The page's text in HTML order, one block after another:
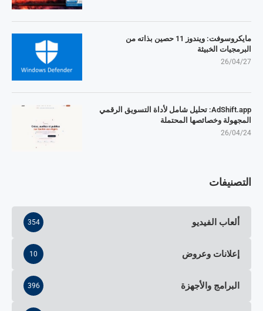
مايكروسوفت: ويندوز 11 حصين بذاته من
البرمجيات الخبيثة
26/04/27
AdShift.app: تحليل شامل لأداة التسويق الرقمي
المجهولة وخصائصها المحتملة
26/04/24
التصنيفات
ألعاب الفيديو 354
إعلانات وعروض 10
البرامج والأجهزة 396